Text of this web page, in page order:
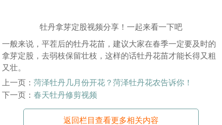
牡丹拿芽定股视频分享！一起来看一下吧
一般来说，平茬后的牡丹花苗，建议大家在春季一定要及时的
拿芽定股，去弱枝保留壮枝，这样的话牡丹花苗才能长得又粗
又壮。
上一页：菏泽牡丹几月份开花？菏泽牡丹花农告诉你！
下一页：春天牡丹修剪视频
返回栏目查看更多相关内容